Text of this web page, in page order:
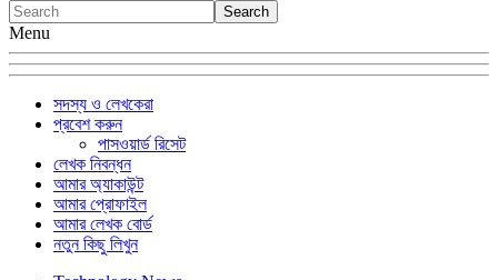
Menu
সদস্য ও লেখকেরা
প্রবেশ করুন
পাসওয়ার্ড রিসেট
লেখক নিবন্ধন
আমার অ্যাকাউন্ট
আমার প্রোফাইল
আমার লেখক বোর্ড
নতুন কিছু লিখুন